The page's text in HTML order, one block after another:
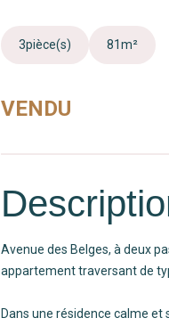
3pièce(s) 81m²
VENDU
Avenue des Belges, à deux
appartement traversant de
Dans une résidence calme